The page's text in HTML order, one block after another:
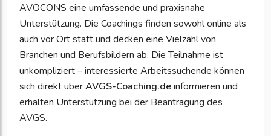
AVOCONS eine umfassende und praxisnahe
Unterstützung. Die Coachings finden sowohl online als
auch vor Ort statt und decken eine Vielzahl von
Branchen und Berufsbildern ab. Die Teilnahme ist
unkompliziert – interessierte Arbeitssuchende können
sich direkt überAVGS-Coaching.deinformieren und
erhalten Unterstützung bei der Beantragung des
AVGS.